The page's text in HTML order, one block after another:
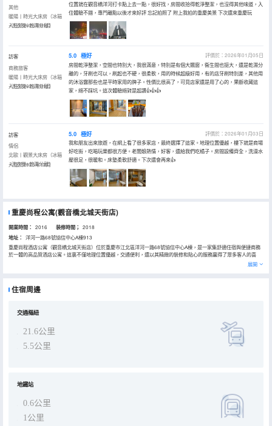
其他
暖陽丨時光大床房（冰箱
+洗衣機+乾濕分離）
入住於2026年01月
位置就在觀音橋洋河打卡點上去一點，很好找，房間收拾得乾淨整潔，也沒得其他味道，入
住體驗不錯，專門離點以後才來好評 忘記拍照了 附上我拍的重慶美景 下次還來重慶玩
訪客
商務旅客
暖陽丨時光大床房（冰箱
+洗衣機+乾濕分離）
入住於2026年01月
5.0 極好
評價於：2026年01月05日
房間乾淨整潔，空間也特別大，我很滿意，特別是有個大飄窗，衞生間也挺大，還是乾濕分
離的，牙刷也可以，刷起也不硬，很柔軟，用的時候超級好用，有的店牙刷特別差，其他用
的沐浴露那些也是平時家用的牌子。性價比很高了，可見店家還是用了心的，果斷收藏這
家，絕不踩坑。這次體驗絕對是超讚👍👍👍
訪客
情侶
北歐丨觀景大床房（冰箱
+洗衣機+乾濕分離）
入住於2025年12月
5.0 極好
評價於：2026年01月03日
我和朋友出來旅遊，在網上看了很多家店，最終選擇了這家。地理位置優越，樓下就是商場
好吃街，吃喝玩樂都很方便。老闆娘熱情，好客，還給我們吃橘子。房間設備齊全，洗澡水
壓很足，很暖和。床墊柔軟舒適。下次還會再來👍
重慶尚程公寓(觀音橋北城天街店)
開業時間： 2016 装修時間； 2018
地址：
洋河一路68號協信中心A棟913
重慶尚程酒店公寓（觀音橋北城天街店）位於重慶市江北區洋河一路68號協信中心A棟，是一家集舒適住宿與便捷商務
於一體的高品質酒店公寓。這裏不僅地理位置優越，交通便利，還以其精緻的裝修和貼心的服務贏得了眾多客人的喜
愛。 位置與交通 •地理位置：酒店公寓位於重慶江北區洋河一路68號協信中心A棟，地處觀音橋商圈的核心地帶，周邊
有多個知名購物中心、餐飲店和娛樂場所，生活非常便利。 •交通便利：酒店公寓緊鄰輕軌站和公交車站，無論是前往
和冰箱等現代化設施，讓住客在旅途中也能享受到家的便利與温馨。此外，公寓還提供24小時前台服務、行李寄存、公
離酒店公寓約15分鐘車程，是購物和觀光好去處。 •洪崖洞：重慶的著名景點，距離酒店公寓約20分鐘車程，可以欣賞
一。 總結重慶尚程酒店公寓（觀音橋北城天街店）不僅僅是一個住宿的地方，它是一個可以讓您深入體驗重慶文化和生
活氣息的理想空間。在這裏，每一次停留都是一次文化的浸潤，每一次探索都是一次心靈的旅行。無論是商務出差還是
休閒旅遊，重慶尚程酒店公寓都將為您提供一個温馨舒適的家。
展開
住宿周邊
交通樞紐
21.6公里
5.5公里
地鐵站
0.6公里
1公里